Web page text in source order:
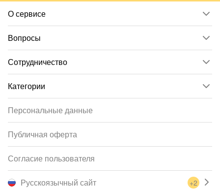
О сервисе
Вопросы
Сотрудничество
Категории
Русскоязычный сайт +2
Персональные данные
Публичная оферта
Согласие пользователя